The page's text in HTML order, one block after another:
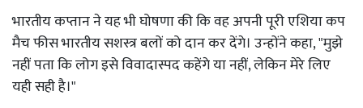
भारतीय कप्तान ने यह भी घोषणा की कि वह अपनी पूरी एशिया कप
मैच फीस भारतीय सशस्त्र बलों को दान कर देंगे। उन्होंने कहा, "मुझे
नहीं पता कि लोग इसे विवादास्पद कहेंगे या नहीं, लेकिन मेरे लिए
यही सही है।"